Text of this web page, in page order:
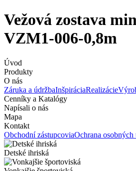
Vežová zostava
VZM1-006-0,8m
Úvod
Produkty
O nás
Záruka a údržbaInšpiráciaRealizácie
Cenníky a Katalógy
Napísali o nás
Mapa
Kontakt
Obchodní zástupcoviaOchrana osobných
Detské ihriská